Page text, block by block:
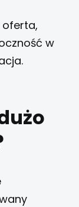
oferta,
w